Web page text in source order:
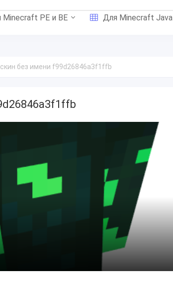
Minecraft PE и BE Для Minecraft Java
без имени f99d26846a3f1ffb